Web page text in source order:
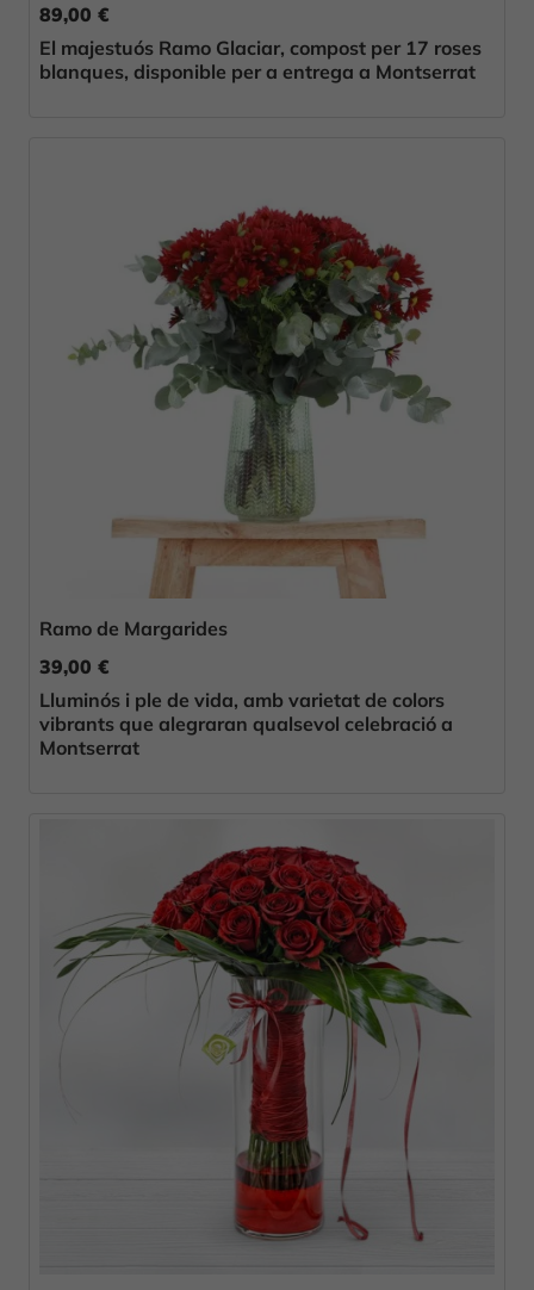
89,00 €
El majestuós Ramo Glaciar, compost per 17 roses
blanques, disponible per a entrega a Montserrat
Ramo de Margarides
39,00 €
Lluminós i ple de vida, amb varietat de colors
vibrants que alegraran qualsevol celebració a
Montserrat